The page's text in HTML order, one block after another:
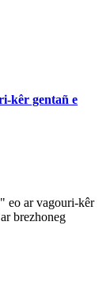
kêr gentañ e
eo ar vagouri-kêr
brezhoneg